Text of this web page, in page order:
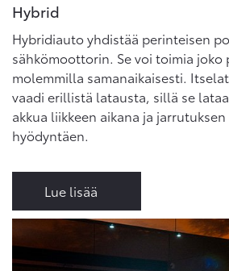
Hybrid
Hybridiauto yhdistää perinteisen
sähkömoottorin. Se voi toimia
molemmilla samanaikaisesti.
vaadi erillistä latausta, sillä se
akkua liikkeen aikana ja
hyödyntäen.
Lue lisää